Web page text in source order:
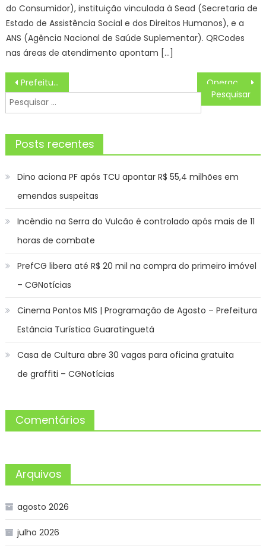
do Consumidor), instituição vinculada à Sead (Secretaria de
Estado de Assistência Social e dos Direitos Humanos), e a
ANS (Agência Nacional de Saúde Suplementar). QRCodes
nas áreas de atendimento apontam […]
Navegação
de
Post
Prefeitura debate letramento étnico-racial dentro da programação do Dia da Consciência Negra
Pesquisar
por:
Posts recentes
Dino aciona PF após TCU apontar R$ 55,4 milhões em
emendas suspeitas
Incêndio na Serra do Vulcão é controlado após mais de 11
horas de combate
PrefCG libera até R$ 20 mil na compra do primeiro imóvel
– CGNotícias
Cinema Pontos MIS | Programação de Agosto – Prefeitura
Estância Turística Guaratinguetá
Casa de Cultura abre 30 vagas para oficina gratuita
de graffiti – CGNotícias
Comentários
Arquivos
agosto 2026
julho 2026